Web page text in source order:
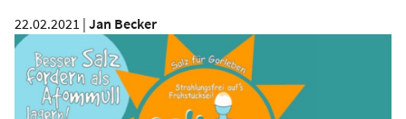
22.02.2021 | Jan Becker